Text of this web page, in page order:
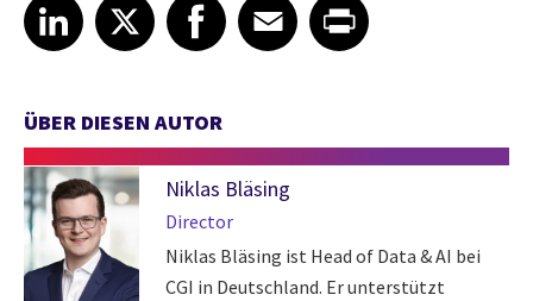
Share on LinkedIn
LinkedIn
Share on X Share on Facebook
Facebook
Share on EmailEmailShare on Print
ÜBER DIESEN AUTOR
Niklas Bläsing
Director
Niklas Bläsing ist Head of Data & AI bei
CGI in Deutschland. Er unterstützt